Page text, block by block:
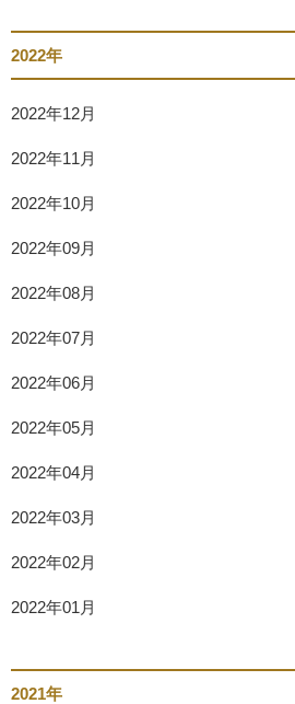
2022年
2022年12月
2022年11月
2022年10月
2022年09月
2022年08月
2022年07月
2022年06月
2022年05月
2022年04月
2022年03月
2022年02月
2022年01月
2021年